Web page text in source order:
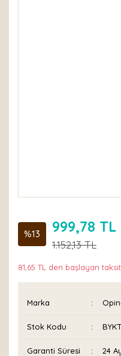
%13 999,78 TL
1.152,13 TL
81,65 TL den başlayan
Marka
Stok Kodu
Garanti Süresi 24